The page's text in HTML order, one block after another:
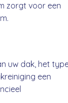
zorgt voor een
uw dak, het
een